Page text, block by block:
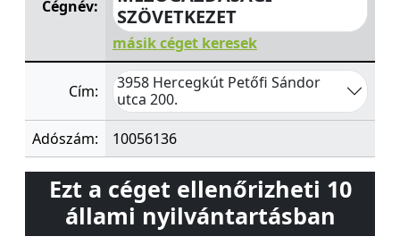
Cégnév:
SZÖVETKEZET
másik céget keresek
Cím:
3958 Hercegkút Petőfi Sándor
utca 200.
Adószám:
10056136
Ezt a céget ellenőrizheti 10
állami nyilvántartásban